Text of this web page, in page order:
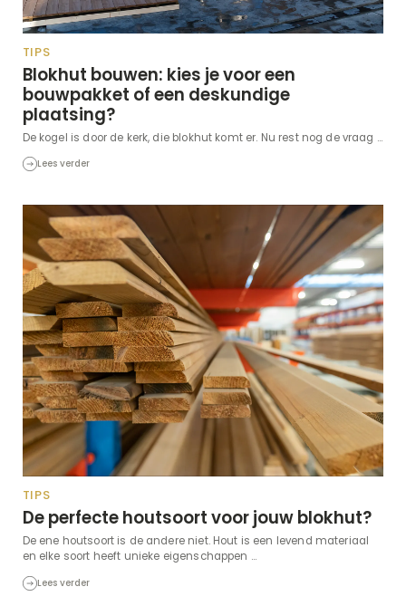
TIPS
Blokhut bouwen: kies je voor een
bouwpakket of een deskundige
plaatsing?
De kogel is door de kerk, die blokhut komt er. Nu rest nog de vraag ...
Lees verder
TIPS
De perfecte houtsoort voor jouw blokhut?
De ene houtsoort is de andere niet. Hout is een levend materiaal
en elke soort heeft unieke eigenschappen ...
Lees verder